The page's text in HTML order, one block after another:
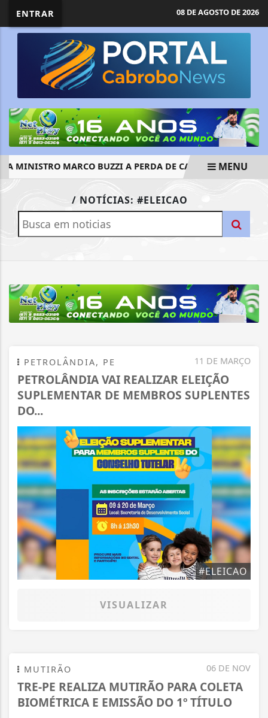
ENTRAR 08 DE AGOSTO DE 2026
MINISTRO MARCO BUZZI A PERDA DE CARGO POR CRIMES
MENU
/ NOTÍCIAS: #ELEICAO
11 DE MARÇO
PETROLÂNDIA, PE
PETROLÂNDIA VAI REALIZAR ELEIÇÃO
SUPLEMENTAR DE MEMBROS SUPLENTES
DO...
#ELEICAO
VISUALIZAR
06 DE NOV
MUTIRÃO
TRE-PE REALIZA MUTIRÃO PARA COLETA
BIOMÉTRICA E EMISSÃO DO 1º TÍTULO